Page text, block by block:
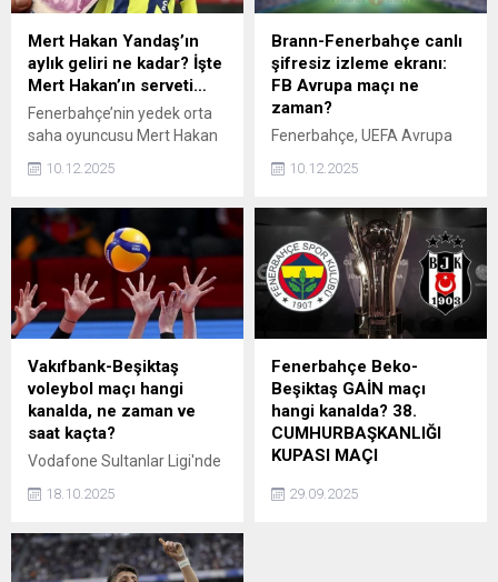
İstanbul'da oynanacak
maçtan galibiyet almak
istiyor. Peki, Galatasaray -
Atletico Madrid maçı ne
zaman, şifresiz mi, hangi
Mert Hakan Yandaş’ın
aylık geliri ne kadar? İşte
Mert Hakan’ın serveti…
Fenerbahçe’nin yedek orta
saha oyuncusu Mert Hakan
Yandaş, yakın zamanda
sahadaki performansıyla
durumuyla da sıkça
konuşuluyor. Özellikle
devam eden “futbolda
bahis” soruşturması
kapsamında mahkemeye
ifade veren Yandaş’ın
burada açıkladığı rakamlar,
kamuoyunda büyük merak
uyandırdı. Peki, Mert Hakan
Yandaş'ın aylık geliri ne
kadar? İşte Mert Hakan...
10.12.2025
Brann-Fenerbahçe canlı
şifresiz izleme ekranı:
FB Avrupa maçı ne
zaman?
Fenerbahçe, UEFA Avrupa
Ligi 2025-2026 sezonu lig
aşamasında kritik bir
Dinamo Zagreb'e yenilerek
sezona kötü bir giriş yapan
Fenerbahçe, ardından iç
sahada Nice ve Stuttgart'ı
yenerek toparlandı. Viktoria
Plzen ile Ferencvaros
maçlarında puanları
paylaşan takımımız,
toplamda 8 puanla yola
devam ediyor. Norveç
temsilcisi Brann karşısında
galibiyet arayacak...
10.12.2025
Vakıfbank-Beşiktaş
voleybol maçı hangi
kanalda, ne zaman ve
saat kaçta?
Vodafone Sultanlar Ligi'nde
heyecanla devam ediyor.
karşı karşıya gelecek.
Karşılaşmanın yayın bilgileri
18.10.2025
Fenerbahçe Beko-
Beşiktaş GAİN maçı
hangi kanalda? 38.
CUMHURBAŞKANLIĞI
KUPASI MAÇI
Beşiktaş Gain arasında
29.09.2025